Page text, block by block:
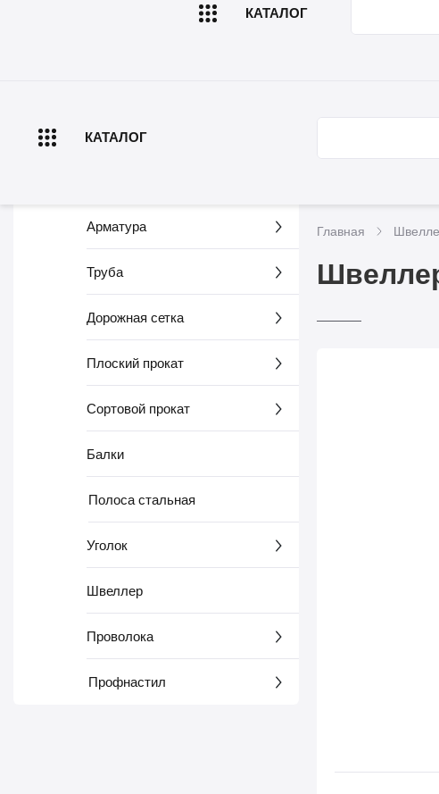
О компании
КАТАЛОГ
КАТАЛОГ
Арматура
Труба
Дорожная сетка
Плоский прокат
Сортовой прокат
Балки
Полоса стальная
Уголок
Швеллер
Проволока
Профнастил
Главная